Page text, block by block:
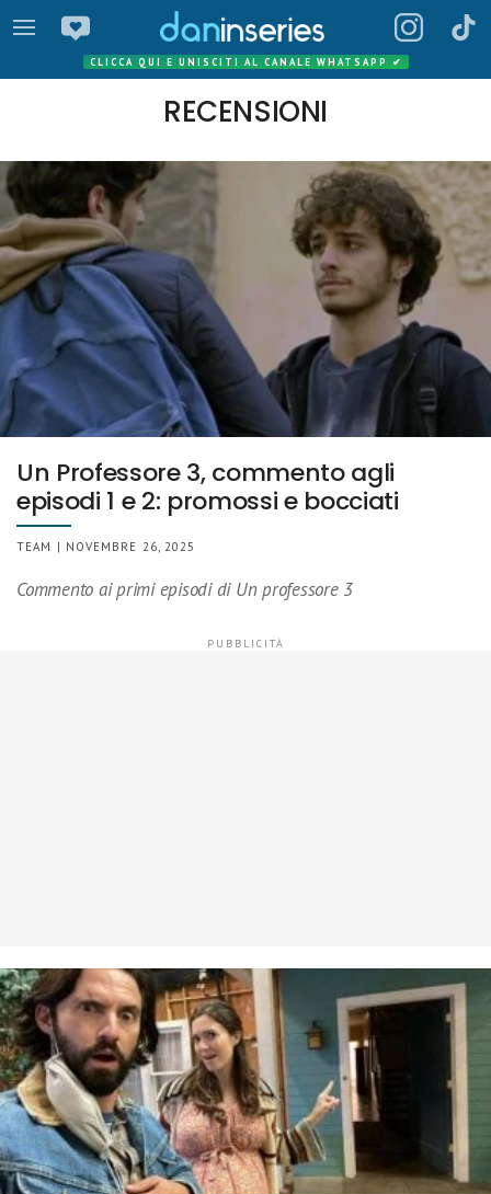
CLICCA QUI E UNISCITI AL CANALE WHATSAPP ✔
RECENSIONI
Un Professore 3, commento agli
episodi 1 e 2: promossi e bocciati
TEAM | NOVEMBRE 26, 2025
Commento ai primi episodi di Un professore 3